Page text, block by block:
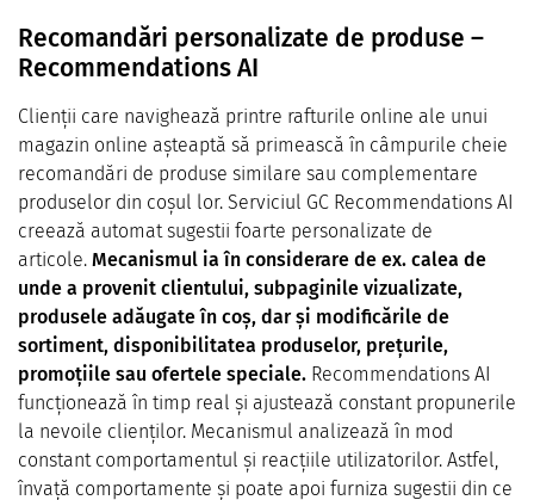
Recomandări personalizate de produse –
Recommendations AI
Clienții care navighează printre rafturile online ale unui
magazin online așteaptă să primească în câmpurile cheie
recomandări de produse similare sau complementare
produselor din coșul lor. Serviciul GC Recommendations AI
creează automat sugestii foarte personalizate de
articole. Mecanismul ia în considerare de ex. calea de
unde a provenit clientului, subpaginile vizualizate,
produsele adăugate în coș, dar și modificările de
sortiment, disponibilitatea produselor, prețurile,
promoțiile sau ofertele speciale. Recommendations AI
funcționează în timp real și ajustează constant propunerile
la nevoile clienților. Mecanismul analizează în mod
constant comportamentul și reacțiile utilizatorilor. Astfel,
învață comportamente și poate apoi furniza sugestii din ce